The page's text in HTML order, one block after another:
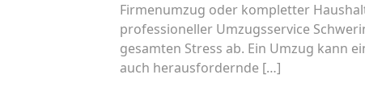
Firmenumzug oder kompletter
professioneller Umzugsservice
gesamten Stress ab. Ein Umzug kann
auch herausfordernde […]